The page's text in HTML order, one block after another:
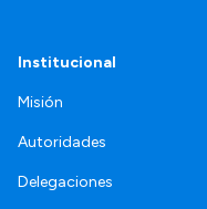
Institucional
Misión
Autoridades
Delegaciones